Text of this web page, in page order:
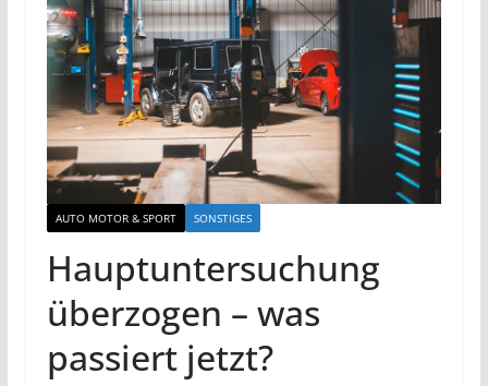
AUTO MOTOR & SPORT SONSTIGES
Hauptuntersuchung
überzogen – was
passiert jetzt?